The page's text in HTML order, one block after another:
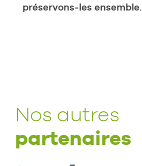
préservons-les ensemble.
Nos autres
partenaires